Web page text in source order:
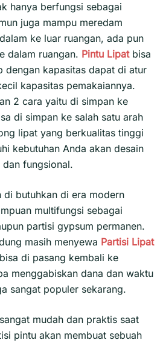
hanya berfungsi sebagai
juga mampu meredam
ke luar ruangan, ada pun
dalam ruangan. Pintu Lipat bisa
dengan kapasitas dapat di atur
kapasitas pemakaiannya.
2 cara yaitu di simpan ke
di simpan ke salah satu arah
lipat yang berkualitas tinggi
kebutuhan Anda akan desain
fungsional.
butuhkan di era modern
multifungsi sebagai
partisi gypsum permanen.
masih menyewa Partisi Lipat
di pasang kembali ke
menggabiskan dana dan waktu
sangat populer sekarang.
mudah dan praktis saat
pintu akan membuat sebuah